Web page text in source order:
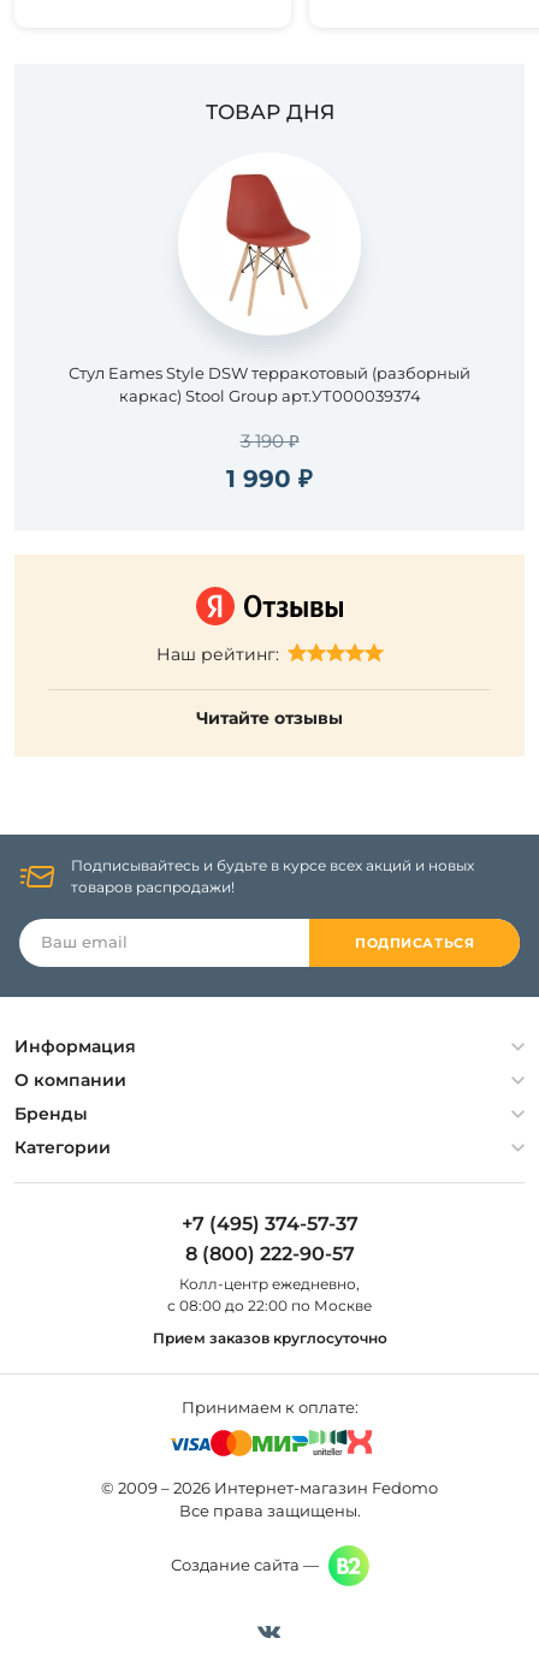
ТОВАР ДНЯ
Стул Eames Style DSW терракотовый (разборный
каркас) Stool Group арт.УТ000039374
3 190 ₽
1 990 ₽
Наш рейтинг:
Читайте отзывы
Подписывайтесь и будьте в курсе всех акций и новых
товаров распродажи!
ПОДПИСАТЬСЯ
Информация
Политика конфиденциальности
Гарантия
Оплата и доставка
О компании
О компании
Контакты
Бренды
Artelamp
Категории
Люстры
Уличные светильники
+7 (495) 374-57-37
8 (800) 222-90-57
Колл-центр eжедневно,
с 08:00 до 22:00 по Москве
Прием заказов круглосуточно
Принимаем к оплате:
© 2009 – 2026 Интернет-магазин Fedomo
Все права защищены.
Создание сайта —